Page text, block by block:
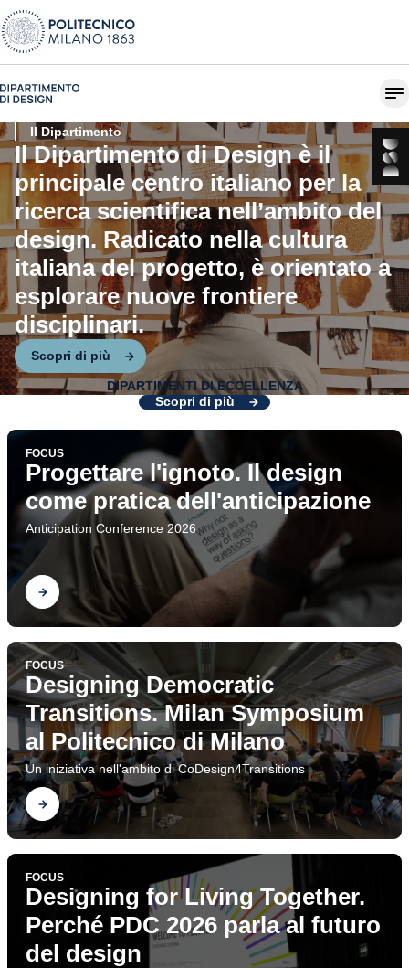
Il Dipartimento
Il Dipartimento di Design è il
principale centro italiano per la
ricerca scientifica nell’ambito del
design. Radicato nella cultura
italiana del progetto, è orientato a
esplorare nuove frontiere
disciplinari.
Scopri di più
DIPARTIMENTI DI ECCELLENZA
Design per il cambiamento
sistemico
Scopri di più
FOCUS
Progettare l'ignoto. Il design
come pratica dell'anticipazione
Anticipation Conference 2026
Scopri
FOCUS
Designing Democratic
Transitions. Milan Symposium
al Politecnico di Milano
Un iniziativa nell'ambito di CoDesign4Transitions
Scopri
FOCUS
Designing for Living Together.
Perché PDC 2026 parla al futuro
del design